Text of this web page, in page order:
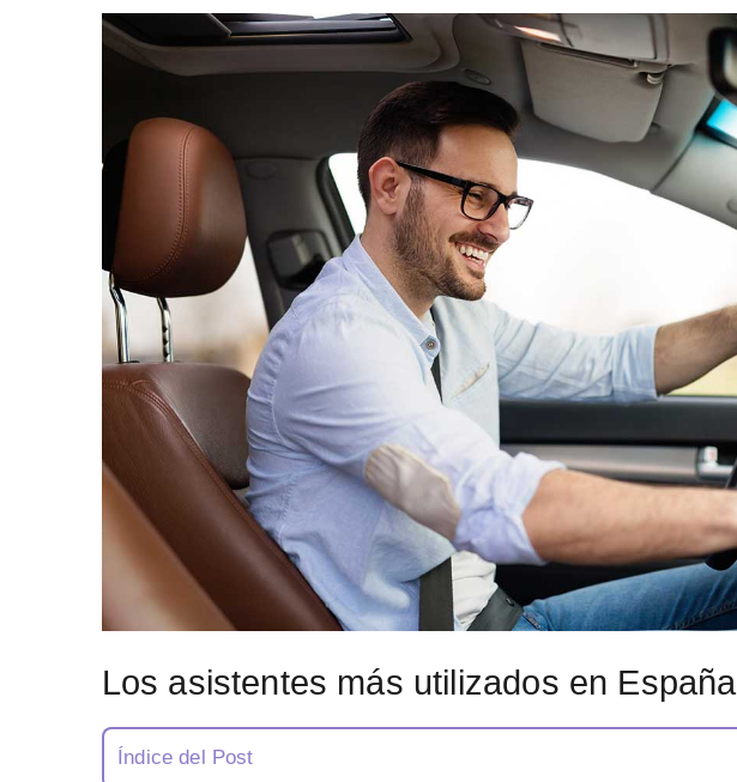
Los asistentes más utilizados en España
Índice del Post